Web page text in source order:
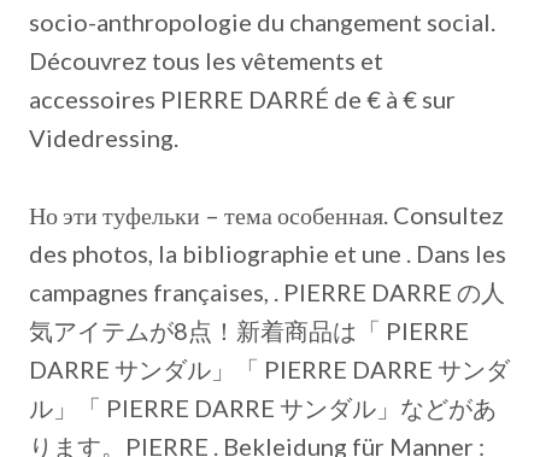
socio-anthropologie du changement social.
Découvrez tous les vêtements et
accessoires PIERRE DARRÉ de € à € sur
Videdressing.
Но эти туфельки – тема особенная. Consultez
des photos, la bibliographie et une . Dans les
campagnes françaises, . PIERRE DARRE の人
気アイテムが8点！新着商品は「 PIERRE
DARRE サンダル」「 PIERRE DARRE サンダ
ル」「 PIERRE DARRE サンダル」などがあ
ります。PIERRE . Bekleidung für Manner :